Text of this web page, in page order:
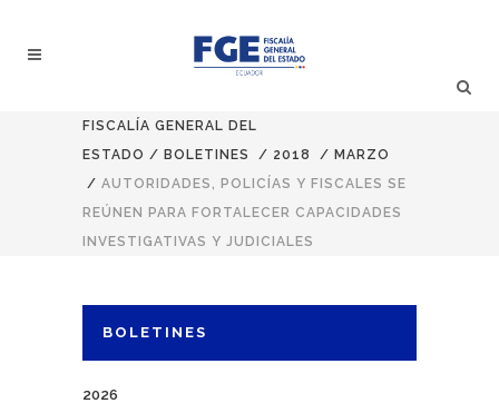
FISCALÍA GENERAL DEL
ESTADO / BOLETINES / 2018 / MARZO
/ AUTORIDADES, POLICÍAS Y FISCALES SE
REÚNEN PARA FORTALECER CAPACIDADES
INVESTIGATIVAS Y JUDICIALES
BOLETINES
2026